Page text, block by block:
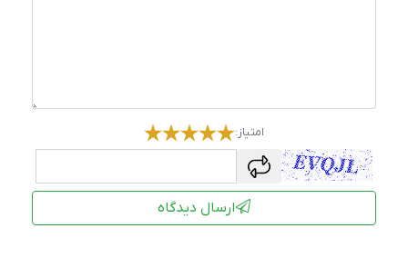
امتیاز:
captcha
ارسال دیدگاه